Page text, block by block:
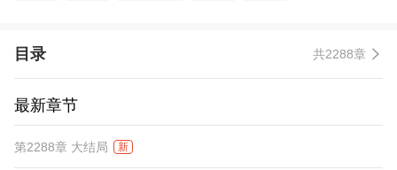
目录 共2288章
最新章节
第2288章 大结局 新